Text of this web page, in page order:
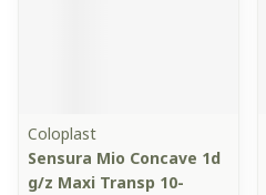
Coloplast
Sensura Mio Concave 1d
g/z Maxi Transp 10-